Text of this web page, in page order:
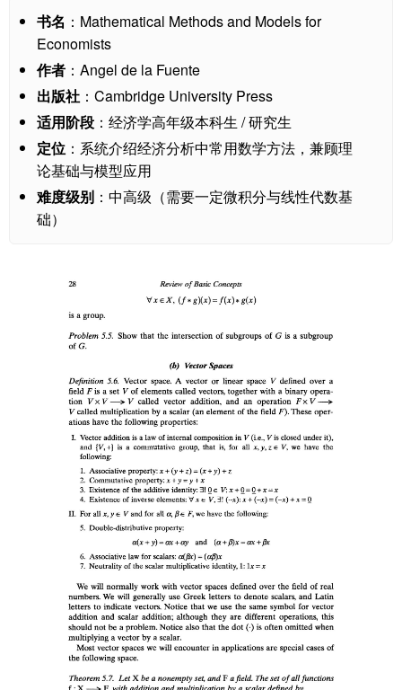
书名 ：Mathematical Methods and Models for
Economists
作者 ：Angel de la Fuente
出版社 ：Cambridge University Press
适用阶段 ：经济学高年级本科生 / 研究生
定位 ：系统介绍经济分析中常用数学方法，兼顾理
论基础与模型应用
难度级别 ：中高级（需要一定微积分与线性代数基
础）